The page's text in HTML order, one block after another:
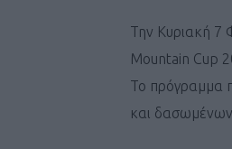
Την Κυριακή 7
Mountain Cup
Το πρόγραμμα
και